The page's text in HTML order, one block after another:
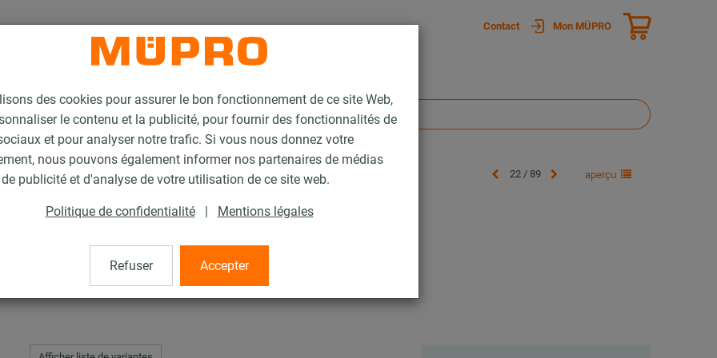
des cookies pour assurer le bon fonctionnement de ce site Web,
le contenu et la publicité, pour fournir des fonctionnalités de
et pour analyser notre trafic. Si vous nous donnez votre
nous pouvons également informer nos partenaires de médias
publicité et d'analyse de votre utilisation de ce site web.
Politique de confidentialité | Mentions légales
Refuser Accepter
Contact Mon MÜPRO
Rails d'installation, galvanisés à chaud Double écrou MPR 22 / 89 aperçu